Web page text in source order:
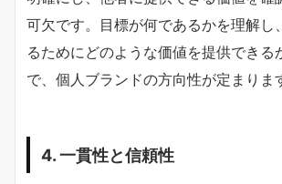
可欠です。目標が何であるかを理解し
るためにどのような価値を提供できる
で、個人ブランドの方向性が定まりま
4. 一貫性と信頼性